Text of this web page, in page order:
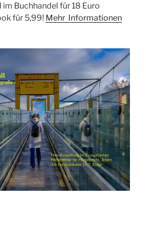
im Buchhandel für 18 Euro
für 5,99! Mehr Informationen